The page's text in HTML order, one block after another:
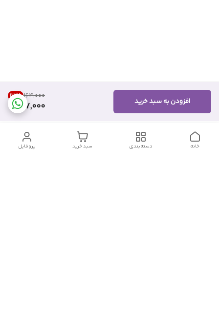
۱۶۴٬۰۰۰ 46%
87,000 افزودن به سبد خرید
پروفایل سبد خرید دسته‌بندی خانه